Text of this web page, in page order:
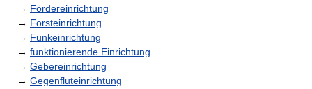
→ Fördereinrichtung
→ Forsteinrichtung
→ Funkeinrichtung
→ funktionierende Einrichtung
→ Gebereinrichtung
→ Gegenfluteinrichtung